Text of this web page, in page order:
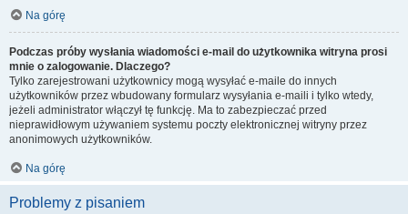
Na górę
Podczas próby wysłania wiadomości e-mail do użytkownika witryna prosi
mnie o zalogowanie. Dlaczego?
Tylko zarejestrowani użytkownicy mogą wysyłać e-maile do innych
użytkowników przez wbudowany formularz wysyłania e-maili i tylko wtedy,
jeżeli administrator włączył tę funkcję. Ma to zabezpieczać przed
nieprawidłowym używaniem systemu poczty elektronicznej witryny przez
anonimowych użytkowników.
Na górę
Problemy z pisaniem